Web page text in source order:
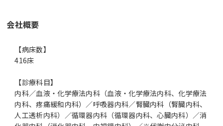
会社概要
【病床数】
416床
【診療科目】
内科／血液・化学療法内科（血液・化学療法内科、化学療法
内科、疼痛緩和内科）／呼吸器内科／腎臓内科（腎臓内科、
人工透析内科）／循環器内科（循環器内科、心臓内科）／消